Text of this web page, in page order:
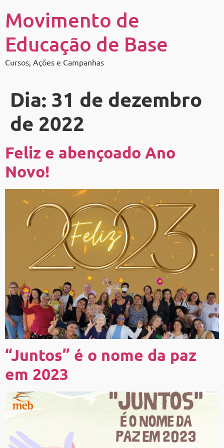
Movimento de
Educação de Base
Cursos, Ações e Campanhas
Dia: 31 de dezembro
de 2022
Feliz e abençoado Ano
Novo!
“Juntos” é o nome da paz
em 2023